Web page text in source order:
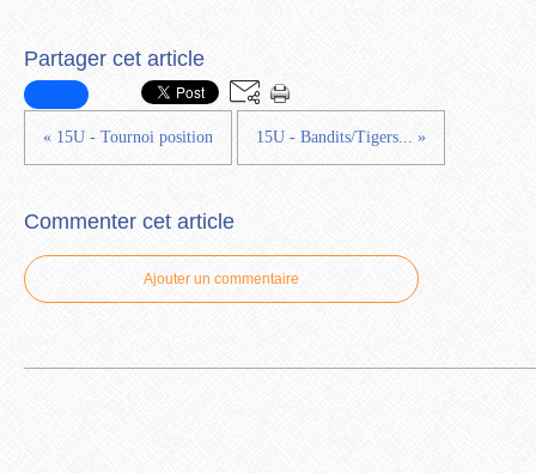
Partager cet article
« 15U - Tournoi position 15U - Bandits/Tigers... »
Commenter cet article
Ajouter un commentaire